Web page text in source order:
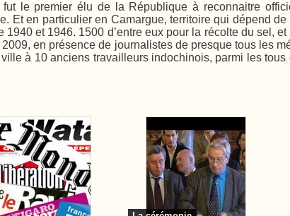
le premier élu de la République à reconnaitre
Et en particulier en Camargue, territoire qui dépend
1940 et 1946. 1500 d’entre eux pour la récolte du sel,
en présence de journalistes de presque tous les
à 10 anciens travailleurs indochinois, parmi les